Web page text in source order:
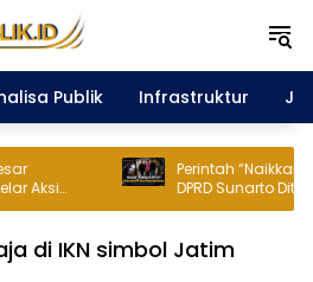
Publik Infrastruktur
Perintah “Naikkan KJPP
DPRD Sunarto Ditahan
di IKN simbol Jatim